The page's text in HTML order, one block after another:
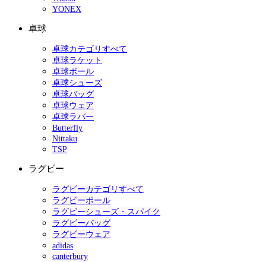
YONEX
卓球
卓球カテゴリすべて
卓球ラケット
卓球ボール
卓球シューズ
卓球バッグ
卓球ウェア
卓球ラバー
Butterfly
Nittaku
TSP
ラグビー
ラグビーカテゴリすべて
ラグビーボール
ラグビーシューズ・スパイク
ラグビーバッグ
ラグビーウェア
adidas
canterbury